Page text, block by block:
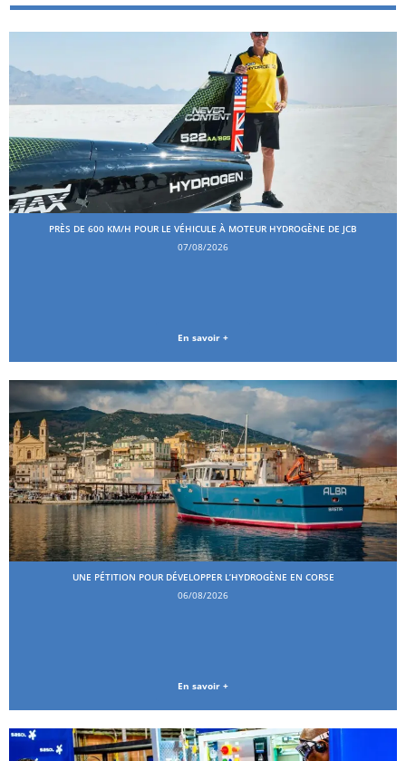
PRÈS DE 600 KM/H POUR LE VÉHICULE À MOTEUR HYDROGÈNE DE JCB
07/08/2026
En savoir +
UNE PÉTITION POUR DÉVELOPPER L’HYDROGÈNE EN CORSE
06/08/2026
En savoir +